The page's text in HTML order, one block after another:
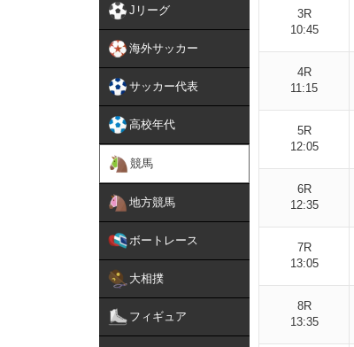
Jリーグ
海外サッカー
サッカー代表
高校年代
競馬
地方競馬
ボートレース
大相撲
フィギュア
3R
10:45
4R
11:15
5R
12:05
6R
12:35
7R
13:05
8R
13:35